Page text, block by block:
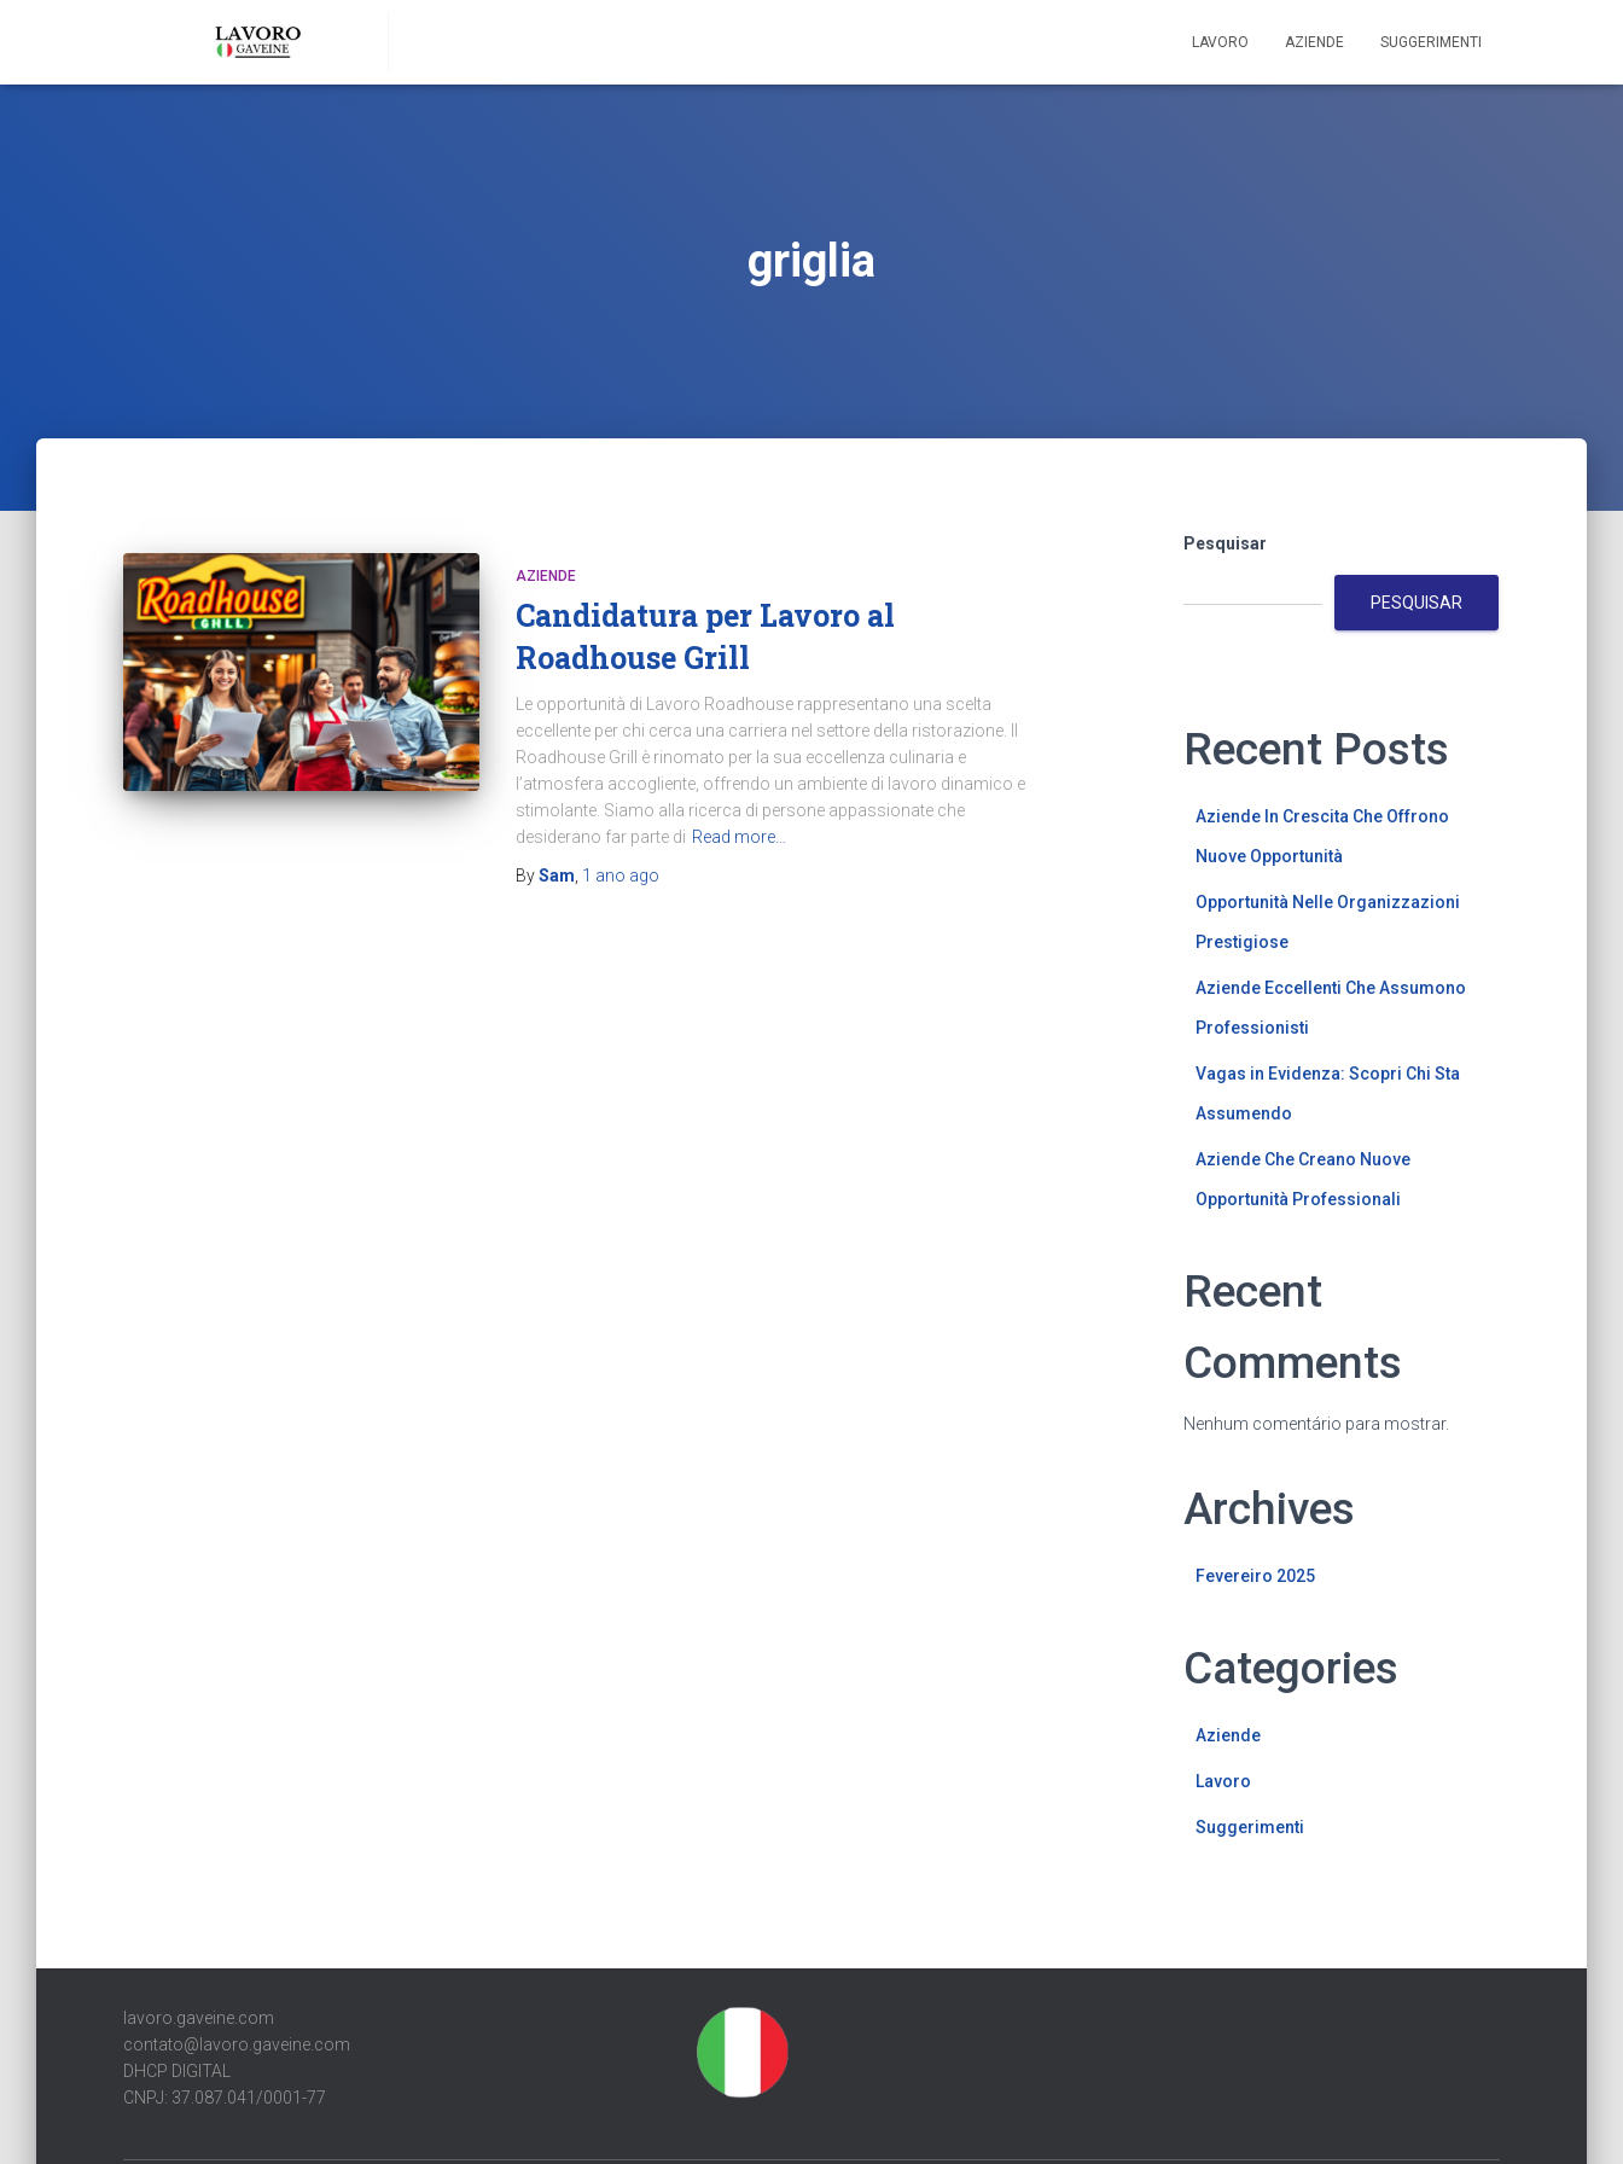
LAVORO AZIENDE SUGGERIMENTI
griglia
AZIENDE
Candidatura per Lavoro al
Roadhouse Grill
Le opportunità di Lavoro Roadhouse rappresentano una scelta
eccellente per chi cerca una carriera nel settore della ristorazione. Il
Roadhouse Grill è rinomato per la sua eccellenza culinaria e
l’atmosfera accogliente, offrendo un ambiente di lavoro dinamico e
stimolante. Siamo alla ricerca di persone appassionate che
desiderano far parte di Read more…
BySam 1 ano ago
Pesquisar
PESQUISAR
Recent Posts
Aziende In Crescita Che Offrono
Nuove Opportunità
Opportunità Nelle Organizzazioni
Prestigiose
Aziende Eccellenti Che Assumono
Professionisti
Vagas in Evidenza: Scopri Chi Sta
Assumendo
Aziende Che Creano Nuove
Opportunità Professionali
Recent
Comments
Nenhum comentário para mostrar.
Archives
Fevereiro 2025
Categories
Aziende
Lavoro
Suggerimenti
lavoro.gaveine.com
contato@lavoro.gaveine.com
DHCP DIGITAL
CNPJ: 37.087.041/0001-77